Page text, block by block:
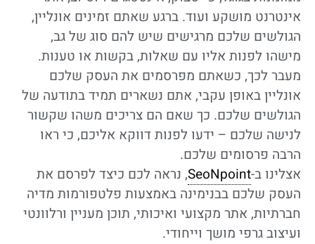
אינטרנט מושקע ועוד. ברגע שאתם זמינים אונליין,
הגולשים שלכם מרגישים שיש להם סוג של גב,
מישהו לפנות אליו עם שאלות, בקשות או טענות.
מעבר לכך, כשאתם מפרסמים את העסק שלכם
אונליין באופן עקבי, אתם נשארים תמיד בתודעה של
הגולשים שלכם. כך שאם הם צריכים משהו שקשור
לנישה שלכם – ידעו לפנות דווקא אליכם, כי ראו
הרבה פרסומים שלכם.
אצלינו ב-SeoNpoint, נראה לכם כיצד לפרסם את
העסק שלכם בבנימינה באמצעות פלטפורמות מדיה
חברתיות, אתר מקצועי ואיכותי, תוכן מעניין ורלוונטי
ועיצוב גרפי מושך וייחודי.